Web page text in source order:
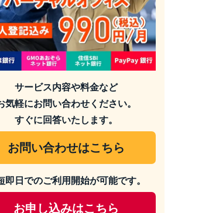
サービス内容や料金など
気軽にお問い合わせください。
すぐに回答いたします。
お問い合わせはこちら
即日でのご利用開始が可能です。
お申し込みはこちら